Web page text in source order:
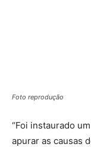
Foto reprodução
“Foi instaurado
apurar as causas